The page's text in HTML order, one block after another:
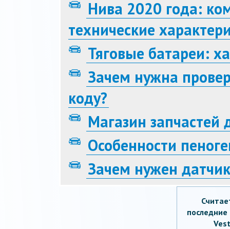
Нива 2020 года:
технические
Тяговые батареи:
Зачем нужна
коду?
Магазин запчастей
Особенности
Зачем нужен